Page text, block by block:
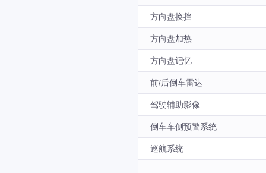
方向盘换挡
方向盘加热
方向盘记忆
前/后倒车雷达
驾驶辅助影像
倒车车侧预警系统
巡航系统